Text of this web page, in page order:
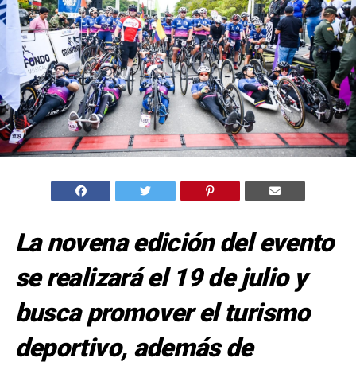
La novena edición del evento
se realizará el 19 de julio y
busca promover el turismo
deportivo, además de